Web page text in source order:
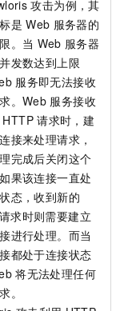
攻击为例，其
是 Web 服务器的
。当 Web 服务器
发数达到上限
服务即无法接收
。Web 服务接收
HTTP 请求时，建
接来处理请求，
完成后关闭这个
果该连接一直处
态，收到新的
请求时则需要建立
进行处理。而当
都处于连接状态
将无法处理任何
。